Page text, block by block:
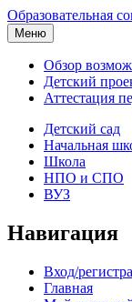
Образовательная
Меню
Обзор
Детский
Аттестация
Детский сад
Начальная
Школа
НПО и СПО
ВУЗ
Навигация
Вход/
Главная